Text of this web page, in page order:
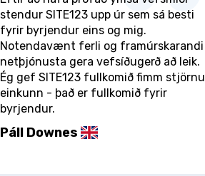
stendur SITE123 upp úr sem sá besti
fyrir byrjendur eins og mig.
Notendavænt ferli og framúrskarandi
netþjónusta gera vefsíðugerð að leik.
Ég gef SITE123 fullkomið fimm stjörnu
einkunn - það er fullkomið fyrir
byrjendur.
Páll Downes